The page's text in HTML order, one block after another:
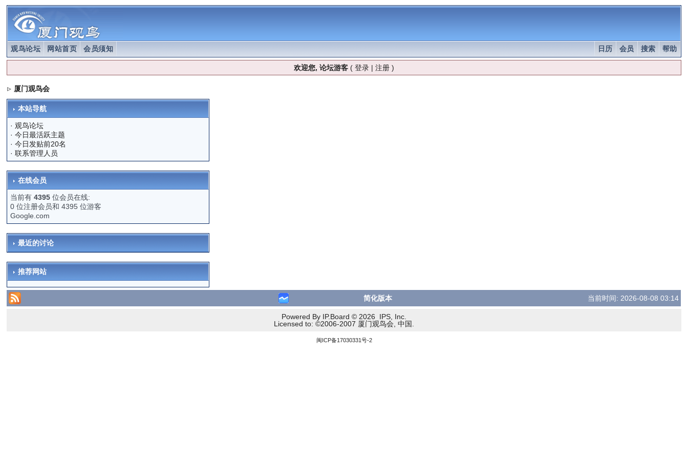
观鸟论坛 网站首页 会员须知 帮助
搜索
会员
日历
欢迎您, 论坛游客( 登录| 注册)
厦门观鸟会
本站导航
·观鸟论坛
·今日最活跃主题
·今日发贴前20名
·联系管理人员
在线会员
当前有4395 位会员在线:
0 位注册会员和 4395 位游客
Google.com
最近的讨论
推荐网站
简化版本 当前时间: 2026-08-08 03:14
Powered By IP.Board © 2026 IPS, Inc.
Licensed to: ©2006-2007 厦门观鸟会, 中国.
闽ICP备17030331号-2